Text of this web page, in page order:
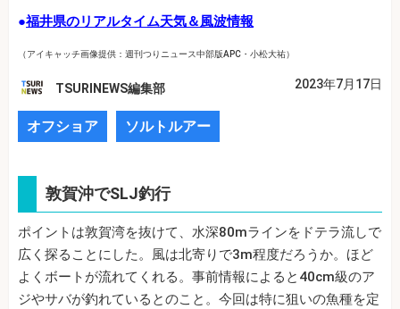
●福井県のリアルタイム天気＆風波情報
（アイキャッチ画像提供：週刊つりニュース中部版APC・小松大祐）
TSURINEWS編集部 2023年7月17日
オフショア ソルトルアー
敦賀沖でSLJ釣行
ポイントは敦賀湾を抜けて、水深80mラインをドテラ流しで
広く探ることにした。風は北寄りで3m程度だろうか。ほど
よくボートが流れてくれる。事前情報によると40cm級のア
ジやサバが釣れているとのこと。今回は特に狙いの魚種を定